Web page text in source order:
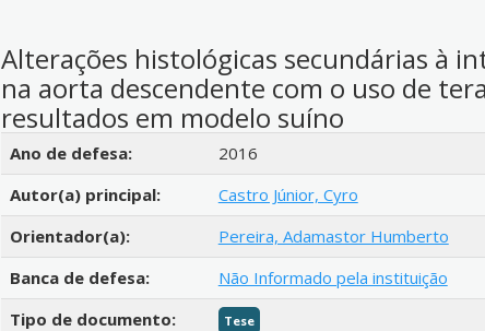
Alterações histológicas secundárias à
na aorta descendente com o uso de
resultados em modelo suíno
Detalhes bibliográficos
Ano de defesa:
2016
Autor(a) principal:
Castro Júnior, Cyro
Orientador(a):
Pereira, Adamastor Humberto
Banca de defesa:
Não Informado pela instituição
Tipo de documento:
Tese